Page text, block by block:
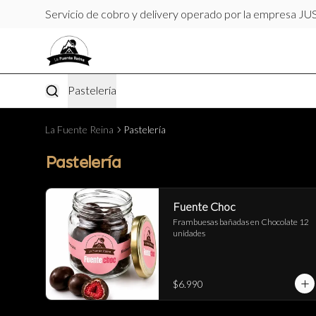
Servicio de cobro y delivery operado por la empresa
Pastelería
La Fuente Reina Pastelería
Pastelería
Fuente Choc
Frambuesas bañadas en Chocolate 12
unidades
$6.990